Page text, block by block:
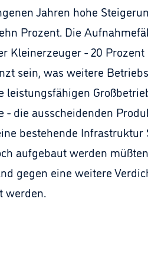
Jahren hohe
Prozent. Die
Kleinerzeuger - 20
sein, was weitere
die ausscheidenden
bestehende
aufgebaut werden
gegen eine weitere
werden.